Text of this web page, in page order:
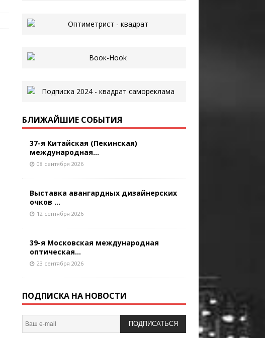
БЛИЖАЙШИЕ СОБЫТИЯ
37-я Китайская (Пекинская)
международная...
08 сентября 2026
Выставка авангардных дизайнерских
очков ...
12 сентября 2026
39-я Московская международная
оптическая...
23 сентября 2026
ПОДПИСКА НА НОВОСТИ
ПОДПИСАТЬСЯ